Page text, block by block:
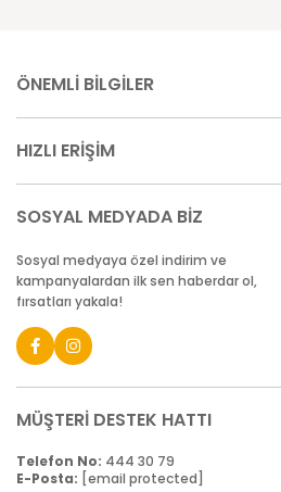
ÖNEMLİ BİLGİLER
HIZLI ERİŞİM
SOSYAL MEDYADA BİZ
Sosyal medyaya özel indirim ve
kampanyalardan ilk sen haberdar ol,
fırsatları yakala!
MÜŞTERİ DESTEK HATTI
Telefon No: 444 30 79
E-Posta: [email protected]